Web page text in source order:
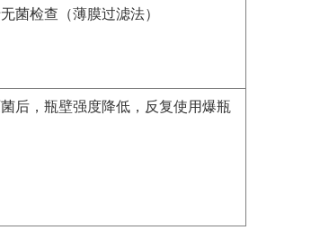
菌检查（薄膜过滤法）
后，瓶壁强度降低，反复使用爆瓶